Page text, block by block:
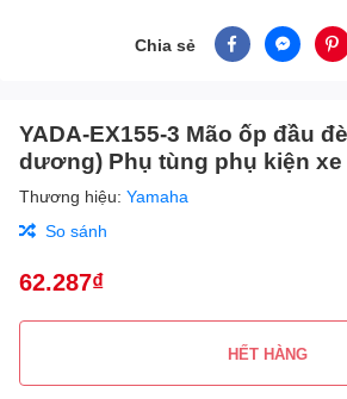
Chia sẻ
YADA-EX155-3 Mão ốp đầu
dương) Phụ tùng phụ kiện xe
Thương hiệu: Yamaha
So sánh
62.287₫
HẾT HÀNG